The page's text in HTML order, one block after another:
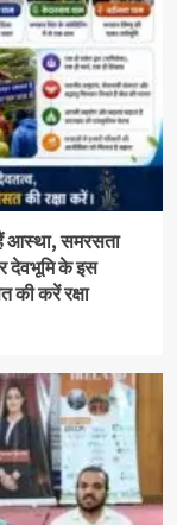
आस्था, समरसता
देवभूमि के इस
की करें रक्षा